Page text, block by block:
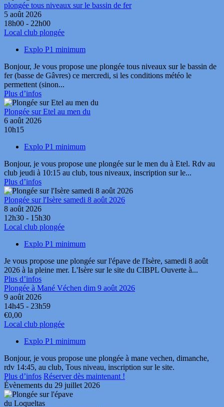
plongée tous niveaux sur le bassin de fer
5 août 2026
18h00 - 22h00
Local club plongée
Explo P1 minimum
Bonjour, Je vous propose une plongée tous niveaux sur le bassin de
fer (basse de Gâvres) ce mercredi, si les conditions météo le
permettent (sinon...
Plus d’infos
Plongée sur Etel au men du
6 août 2026
10h15
Explo P1 minimum
Bonjour, je vous propose une plongée sur le men du à Etel. Rdv au
club jeudi à 10:15 au club, tous niveaux, inscription sur le...
Plus d’infos
Plongée sur l'Isère samedi 8 août 2026
8 août 2026
12h30 - 15h30
Local club plongée
Explo P1 minimum
Je vous propose une plongée sur l'épave de l'Isère, samedi 8 août
2026 à la pleine mer. L'Isère sur le site du CIBPL Ouverte à...
Plus d’infos
Plongée à Mané Véchen dim 9 août 2026
9 août 2026
14h45 - 23h59
€0,00
Local club plongée
Explo P1 minimum
Bonjour, je vous propose une plongée à mane vechen, dimanche,
rdv 14:45, au club, Tous niveau, inscription sur le site.
Plus d’infos Réserver dès maintenant !
Évènements du 29 juillet 2026